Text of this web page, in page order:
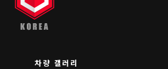
차량 갤러리